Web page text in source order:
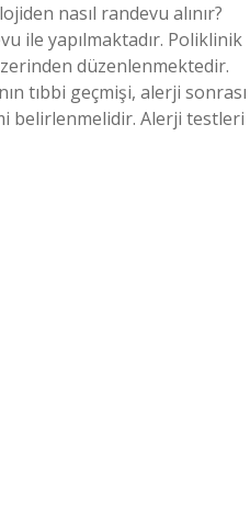
nasıl randevu alınır?
ile yapılmaktadır. Poliklinik
düzenlenmektedir.
tıbbi geçmişi, alerji sonrası
belirlenmelidir. Alerji testleri